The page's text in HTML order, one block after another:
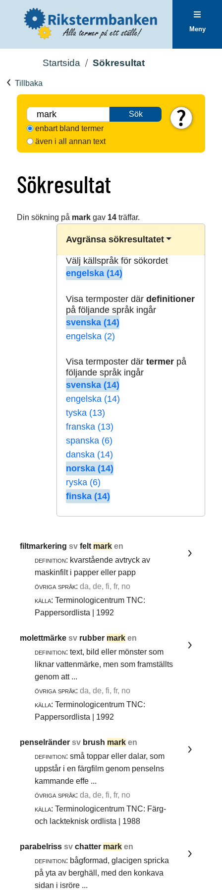
Meny
Startsida Sökresultat
Tillbaka
Sök
enbart bland termer
även i all annan text
Sökresultat
Din sökning på markgav 14träffar.
Avgränsa sökresultatet
Välj källspråk för sökordet
engelska (14)
Visa termposter där definitioner
på följande språk ingår
svenska (14)
engelska (2)
Visa termposter där termerpå
följande språk ingår
svenska (14)
engelska (14)
tyska (13)
franska (13)
spanska (6)
danska (14)
norska (14)
ryska (6)
finska (14)
filtmarkeringsvfelt mark en
definition: kvarstående avtryck av
maskinfilt i papper eller papp
övriga språk: da, de, fi, fr, no
källa: Terminologicentrum TNC:
Pappersordlista | 1992
molettmärkesv rubber mark en
definition: text, bild eller mönster som
liknar vattenmärke, men som framställts
genom att ...
övriga språk: da, de, fi, fr, no
källa: Terminologicentrum TNC:
Pappersordlista | 1992
penselrändersv brush mark en
definition: små toppar eller dalar, som
uppstår i en färgfilm genom penselns
kammande effe ...
övriga språk: da, de, fi, fr, no
källa: Terminologicentrum TNC: Färg-
och lackteknisk ordlista | 1988
parabelrisssvchatter mark en
definition: bågformad, glacigen spricka
på yta av berghäll, med den konkava
sidan i isröre ...